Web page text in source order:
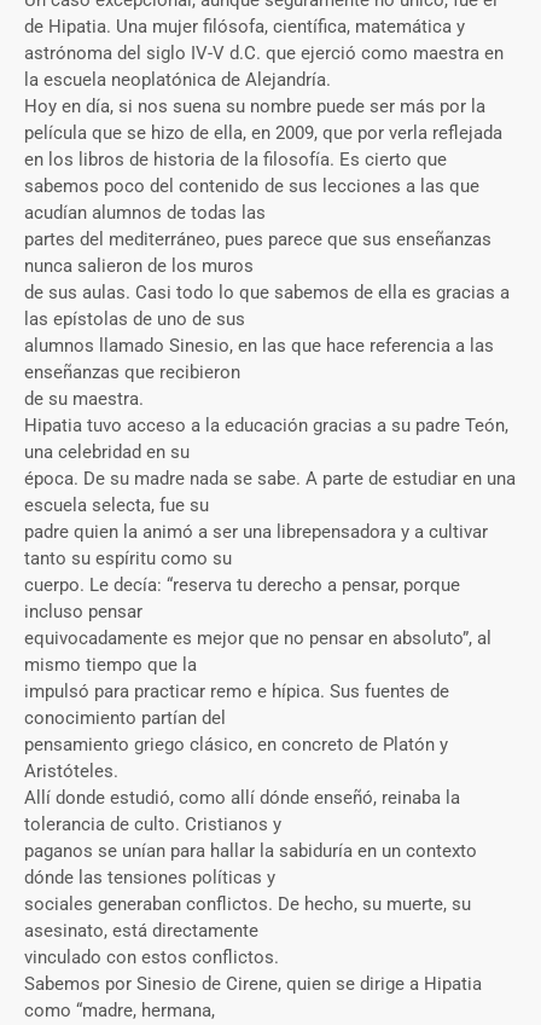
de Hipatia. Una mujer filósofa, científica, matemática y
astrónoma del siglo IV-V d.C. que ejerció como maestra en
la escuela neoplatónica de Alejandría.
Hoy en día, si nos suena su nombre puede ser más por la
película que se hizo de ella, en 2009, que por verla reflejada
en los libros de historia de la filosofía. Es cierto que
sabemos poco del contenido de sus lecciones a las que
acudían alumnos de todas las
partes del mediterráneo, pues parece que sus enseñanzas
nunca salieron de los muros
de sus aulas. Casi todo lo que sabemos de ella es gracias a
las epístolas de uno de sus
alumnos llamado Sinesio, en las que hace referencia a las
enseñanzas que recibieron
de su maestra.
Hipatia tuvo acceso a la educación gracias a su padre Teón,
una celebridad en su
época. De su madre nada se sabe. A parte de estudiar en una
escuela selecta, fue su
padre quien la animó a ser una librepensadora y a cultivar
tanto su espíritu como su
cuerpo. Le decía: “reserva tu derecho a pensar, porque
incluso pensar
equivocadamente es mejor que no pensar en absoluto”, al
mismo tiempo que la
impulsó para practicar remo e hípica. Sus fuentes de
conocimiento partían del
pensamiento griego clásico, en concreto de Platón y
Aristóteles.
Allí donde estudió, como allí dónde enseñó, reinaba la
tolerancia de culto. Cristianos y
paganos se unían para hallar la sabiduría en un contexto
dónde las tensiones políticas y
sociales generaban conflictos. De hecho, su muerte, su
asesinato, está directamente
vinculado con estos conflictos.
Sabemos por Sinesio de Cirene, quien se dirige a Hipatia
como “madre, hermana,